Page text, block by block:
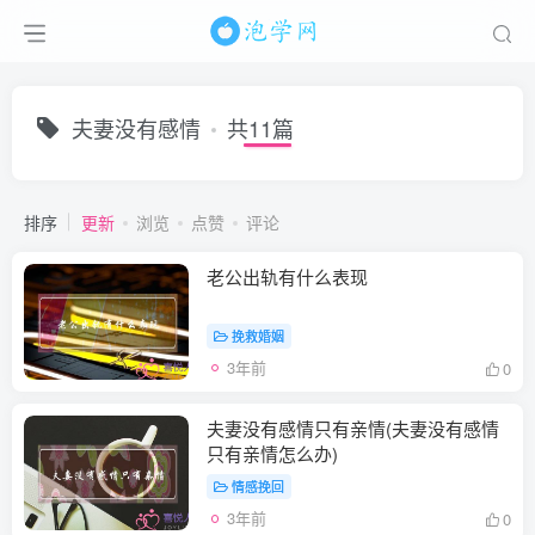
夫妻没有感情 共11篇
排序 更新 浏览 点赞 评论
老公出轨有什么表现
挽救婚姻
3年前 0
夫妻没有感情只有亲情(夫妻没有感情
只有亲情怎么办)
情感挽回
3年前 0